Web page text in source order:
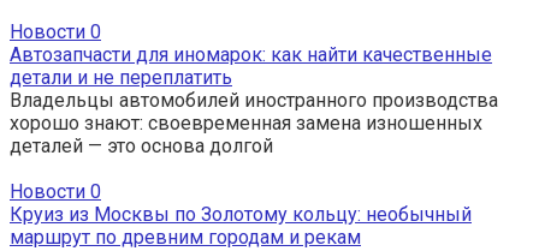
Новости 0
Автозапчасти для иномарок: как найти качественные
детали и не переплатить
Владельцы автомобилей иностранного производства
хорошо знают: своевременная замена изношенных
деталей — это основа долгой
Новости 0
Круиз из Москвы по Золотому кольцу: необычный
маршрут по древним городам и рекам